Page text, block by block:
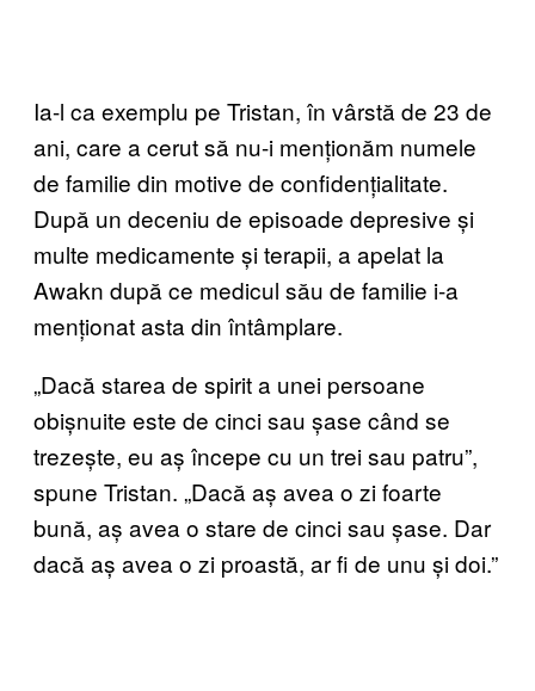
Ia-l ca exemplu pe Tristan, în vârstă de 23 de
ani, care a cerut să nu-i menționăm numele
de familie din motive de confidențialitate.
După un deceniu de episoade depresive și
multe medicamente și terapii, a apelat la
Awakn după ce medicul său de familie i-a
menționat asta din întâmplare.
„Dacă starea de spirit a unei persoane
obișnuite este de cinci sau șase când se
trezește, eu aș începe cu un trei sau patru”,
spune Tristan. „Dacă aș avea o zi foarte
bună, aș avea o stare de cinci sau șase. Dar
dacă aș avea o zi proastă, ar fi de unu și doi.”